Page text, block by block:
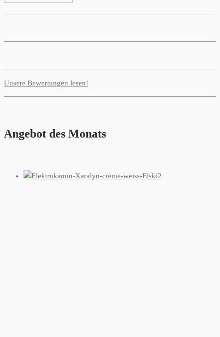
Unsere Bewertungen lesen!
Angebot des Monats